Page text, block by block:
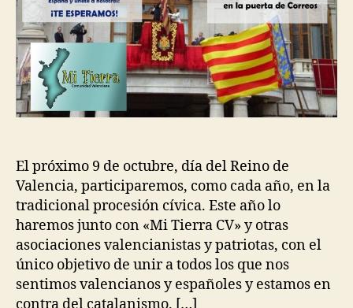
El próximo 9 de octubre, día del Reino de
Valencia, participaremos, como cada año, en la
tradicional procesión cívica. Este año lo
haremos junto con «Mi Tierra CV» y otras
asociaciones valencianistas y patriotas, con el
único objetivo de unir a todos los que nos
sentimos valencianos y españoles y estamos en